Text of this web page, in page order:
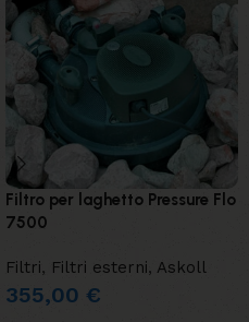
Filtro per laghetto Pressure Flo
7500
Filtri, Filtri esterni, Askoll
355,00 €